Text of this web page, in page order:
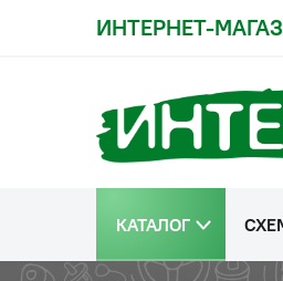
ИНТЕРНЕТ-
КАТАЛОГ